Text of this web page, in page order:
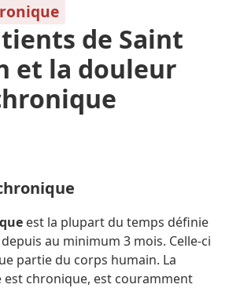
de Saint
et la douleur
est la plupart du temps définie
au minimum 3 mois. Celle-ci
partie du corps humain. La
est chronique, est couramment